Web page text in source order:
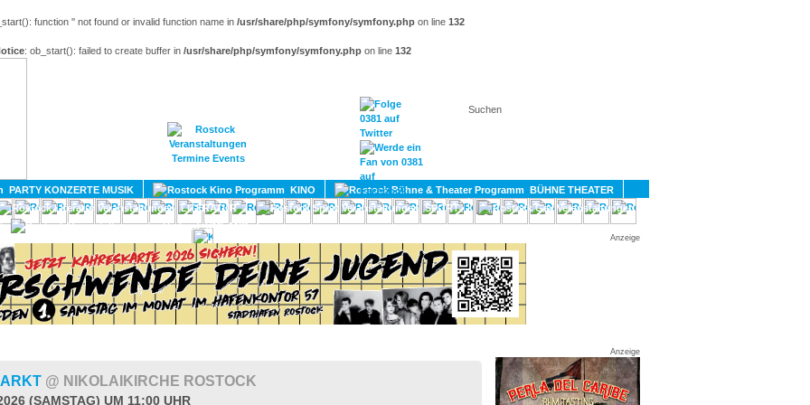
function '' not found or invalid function name in /usr/share/php/symfony/symfony.php on line 132
: ob_start(): failed to create buffer in /usr/share/php/symfony/symfony.php on line 132
KONTAKT
PARTY KONZERTE MUSIK KINO
BÜHNE THEATER
LITERATUR
SPORT
GAY
UMLAND
Anzeige
Anzeige
@ NIKOLAIKIRCHE ROSTOCK
(SAMSTAG) UM 11:00 UHR